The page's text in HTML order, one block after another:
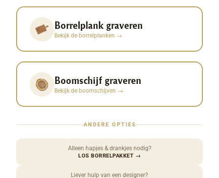
Borrelplank graveren
Bekijk de borrelplanken →
Boomschijf graveren
Bekijk de boomschijven →
ANDERE OPTIES
Alleen hapjes & drankjes nodig?
LOS BORRELPAKKET →
Liever hulp van een designer?